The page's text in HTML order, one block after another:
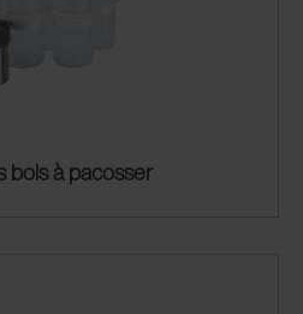
bols à pacosser